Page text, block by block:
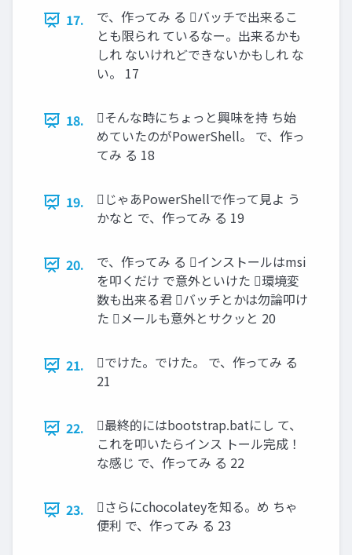
17.
で、作ってみ る バッチで出来るこ
とも限られ ているなー。出来るかも
しれ ないけれどできないかもしれ な
い。 17
18.
そんな時にちょっと興味を持 ち始
めていたのがPowerShell。 で、作っ
てみ る 18
19.
じゃあPowerShellで作って見よ う
かなと で、作ってみ る 19
20.
で、作ってみ る インストールはmsi
を叩くだけ で意外といけた 環境変
数も出来る君 バッチとかは勿論叩け
た メールも意外とサクッと 20
21.
でけた。でけた。 で、作ってみ る
21
22.
最終的にはbootstrap.batにし て、
これを叩いたらインス トール完成！
な感じ で、作ってみ る 22
23.
さらにchocolateyを知る。め ちゃ
便利 で、作ってみ る 23